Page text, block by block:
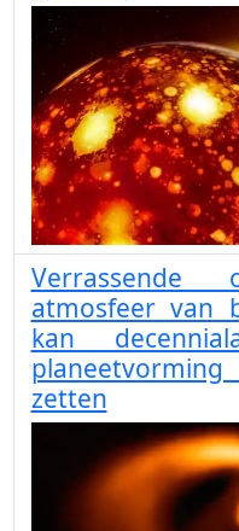
atmosfeer van
kan
zetten